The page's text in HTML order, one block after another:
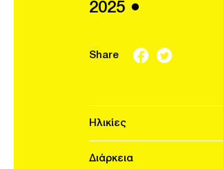
2025 ●
Share
Ηλικίες
Διάρκεια